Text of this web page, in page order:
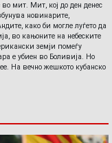
во мит. Мит, кој до ден денес
новинарите,
како би могле луѓето да
во кањоните на небеските
земји помеѓу
е убиен во Боливија. Но
На вечно жешкото кубанско